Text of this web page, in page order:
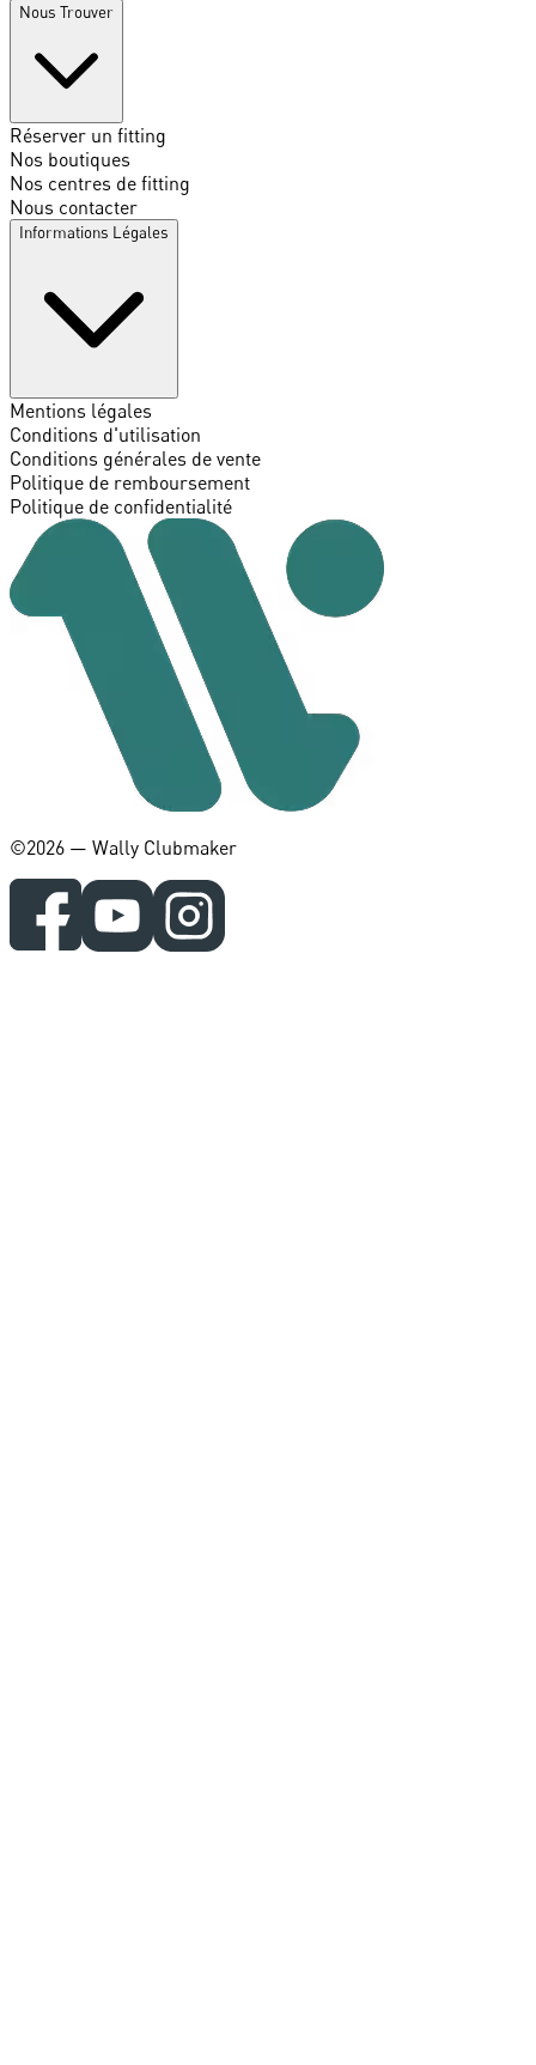
Nous Trouver
Réserver un fitting
Nos boutiques
Nos centres de fitting
Nous contacter
Informations Légales
Mentions légales
Conditions d'utilisation
Conditions générales de vente
Politique de remboursement
Politique de confidentialité
©️2026 — Wally Clubmaker